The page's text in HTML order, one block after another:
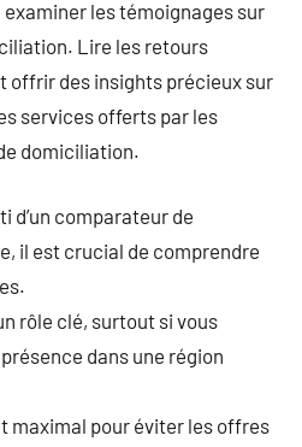
les témoignages sur
Lire les retours
offrir des insights précieux sur
services offerts par les
domiciliation.
d’un comparateur de
il est crucial de comprendre
rôle clé, surtout si vous
dans une région
maximal pour éviter les offres